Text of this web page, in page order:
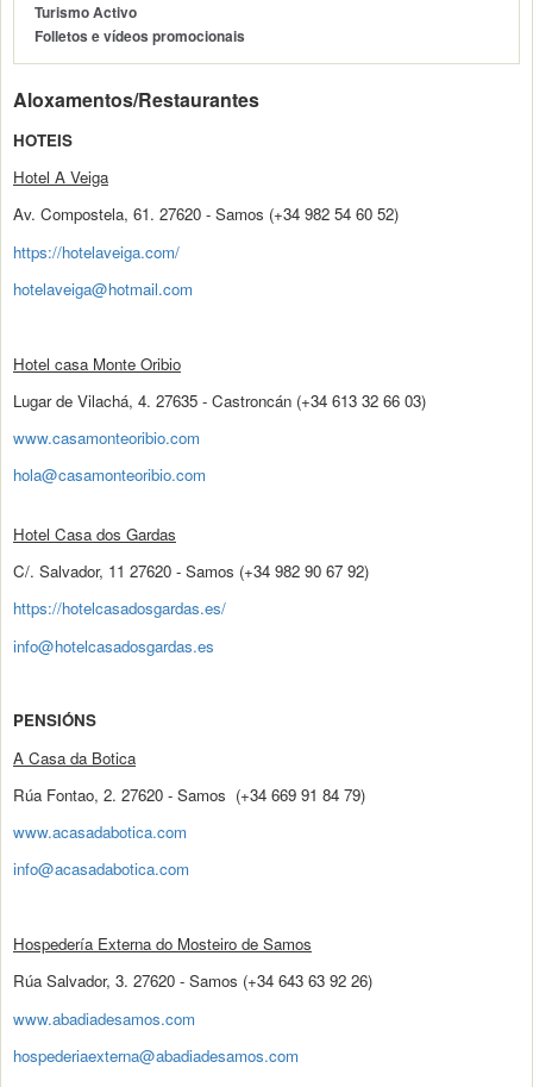
Turismo Activo
Folletos e vídeos promocionais
Aloxamentos/Restaurantes
HOTEIS
Hotel A Veiga
Av. Compostela, 61. 27620 - Samos (+34 982 54 60 52)
https://hotelaveiga.com/
hotelaveiga@hotmail.com
Hotel casa Monte Oribio
Lugar de Vilachá, 4. 27635 - Castroncán (+34 613 32 66 03)
www.casamonteoribio.com
hola@casamonteoribio.com
Hotel Casa dos Gardas
C/. Salvador, 11 27620 - Samos (+34 982 90 67 92)
https://hotelcasadosgardas.es/
info@hotelcasadosgardas.es
PENSIÓNS
A Casa da Botica
Rúa Fontao, 2. 27620 - Samos (+34 669 91 84 79)
www.acasadabotica.com
info@acasadabotica.com
Hospedería Externa do Mosteiro de Samos
Rúa Salvador, 3. 27620 - Samos (+34 643 63 92 26)
www.abadiadesamos.com
hospederiaexterna@abadiadesamos.com